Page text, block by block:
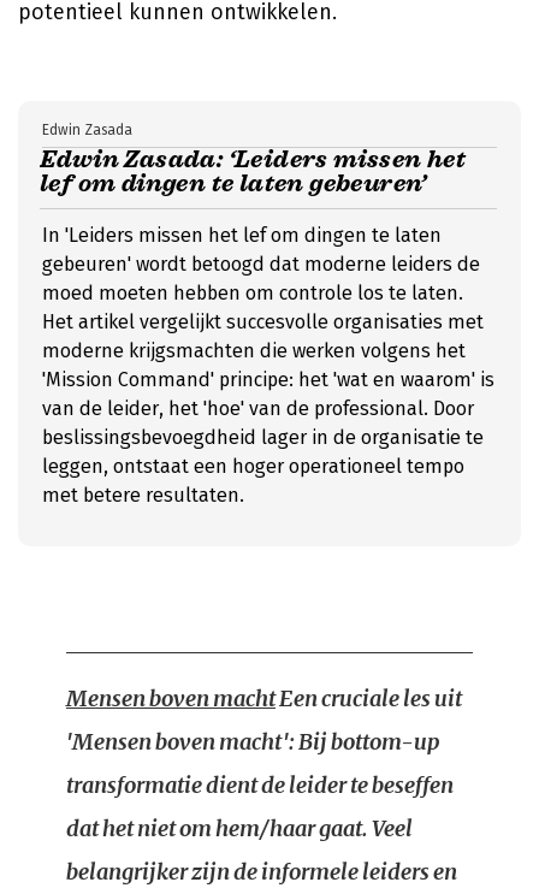
potentieel kunnen ontwikkelen.
Edwin Zasada: ‘Leiders missen het
lef om dingen te laten gebeuren’
Edwin Zasada
In 'Leiders missen het lef om dingen te laten
gebeuren' wordt betoogd dat moderne leiders de
moed moeten hebben om controle los te laten.
Het artikel vergelijkt succesvolle organisaties met
moderne krijgsmachten die werken volgens het
'Mission Command' principe: het 'wat en waarom' is
van de leider, het 'hoe' van de professional. Door
beslissingsbevoegdheid lager in de organisatie te
leggen, ontstaat een hoger operationeel tempo
met betere resultaten.
Mensen boven machtEen cruciale les uit
'Mensen boven macht': Bij bottom-up
transformatie dient de leider te beseffen
dat het niet om hem/haar gaat. Veel
belangrijker zijn de informele leiders en